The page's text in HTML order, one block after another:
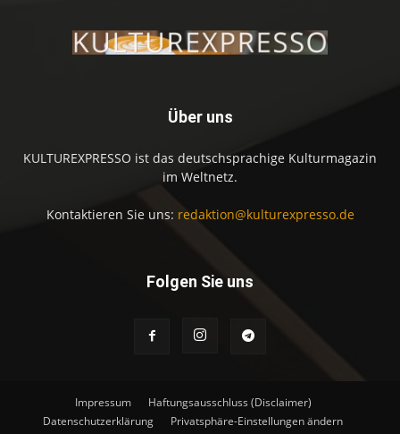
Über uns
KULTUREXPRESSO ist das deutschsprachige Kulturmagazin
im Weltnetz.
Kontaktieren Sie uns: redaktion@kulturexpresso.de
Folgen Sie uns
Impressum
Haftungsausschluss (Disclaimer)
Datenschutzerklärung
Privatsphäre-Einstellungen ändern